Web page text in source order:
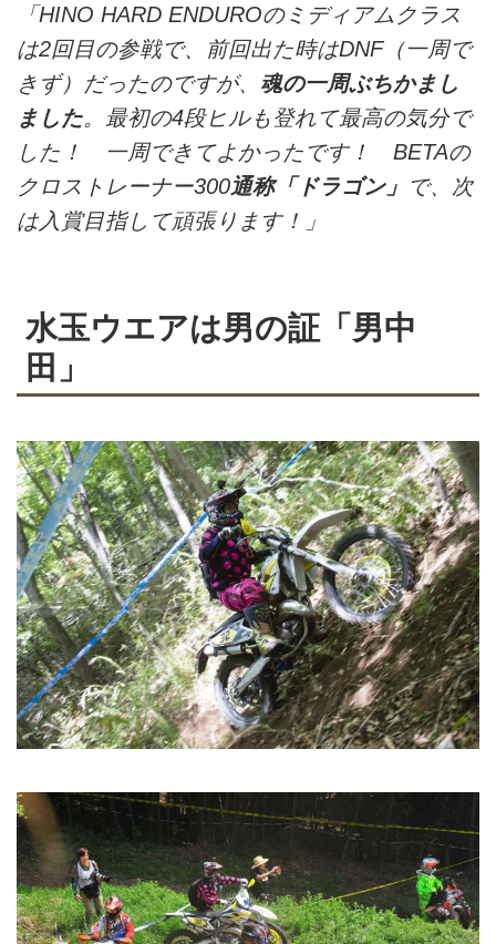
「HINO HARD ENDUROのミディアムクラス
は2回目の参戦で、前回出た時はDNF（一周で
きず）だったのですが、 魂の一周ぶちかまし
ました。最初の4段ヒルも登れて最高の気分で
した！ 一周できてよかったです！ BETAの
クロストレーナー300通称「ドラゴン」 で、次
は入賞目指して頑張ります！」
水玉ウエアは男の証「男中
田」